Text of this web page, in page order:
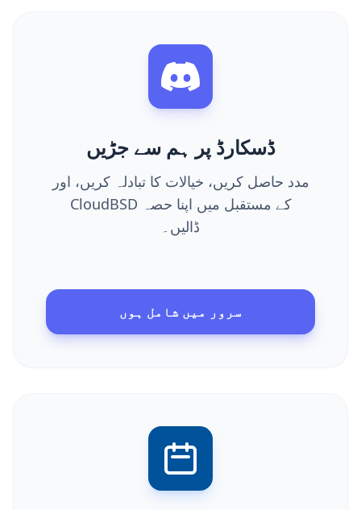
ڈسکارڈ پر ہم سے جڑیں
مدد حاصل کریں، خیالات کا تبادلہ کریں، اور
CloudBSD کے مستقبل میں اپنا حصہ
ڈالیں۔
سرور میں شامل ہوں